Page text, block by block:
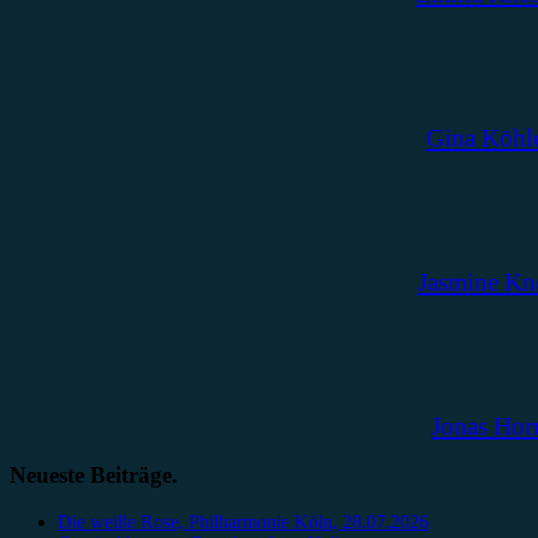
Gina
Jasmine
Jonas
Neueste Beiträge.
Die weiße Rose, Philharmonie Köln, 28.07.2026